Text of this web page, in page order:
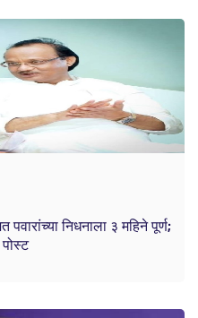
निधनाला ३ महिने पूर्ण;